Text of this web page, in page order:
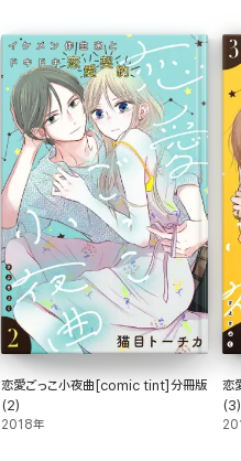
恋愛ごっこ小夜曲[comic tint]分冊版
(2)
2018年
恋
(3)